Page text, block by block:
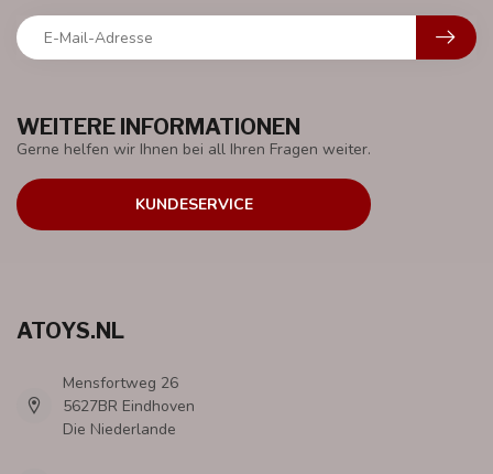
WEITERE INFORMATIONEN
Gerne helfen wir Ihnen bei all Ihren Fragen weiter.
KUNDESERVICE
ATOYS.NL
Mensfortweg 26
5627BR Eindhoven
Die Niederlande